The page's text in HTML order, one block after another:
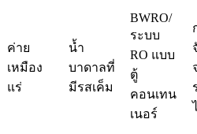
ค่าย
เหมือง
แร่
น้ำ
บาดาลที่
มีรสเค็ม
BWRO/
ระบบ
RO แบบ
ตู้
คอนเทน
เนอร์